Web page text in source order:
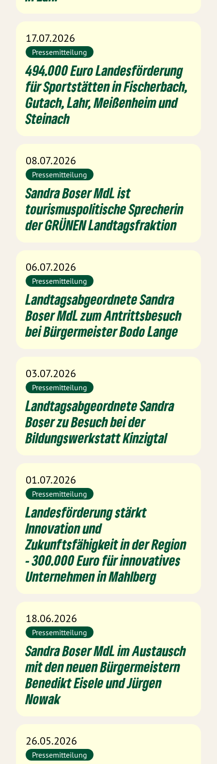
17.07.2026
Pressemitteilung
494.000 Euro Landesförderung
für Sportstätten in Fischerbach,
Gutach, Lahr, Meißenheim und
Steinach
08.07.2026
Pressemitteilung
Sandra Boser MdL ist
tourismuspolitische Sprecherin
der GRÜNEN Landtagsfraktion
06.07.2026
Pressemitteilung
Landtagsabgeordnete Sandra
Boser MdL zum Antrittsbesuch
bei Bürgermeister Bodo Lange
03.07.2026
Pressemitteilung
Landtagsabgeordnete Sandra
Boser zu Besuch bei der
Bildungswerkstatt Kinzigtal
01.07.2026
Pressemitteilung
Landesförderung stärkt
Innovation und
Zukunftsfähigkeit in der Region
- 300.000 Euro für innovatives
Unternehmen in Mahlberg
18.06.2026
Pressemitteilung
Sandra Boser MdL im Austausch
mit den neuen Bürgermeistern
Benedikt Eisele und Jürgen
Nowak
26.05.2026
Pressemitteilung